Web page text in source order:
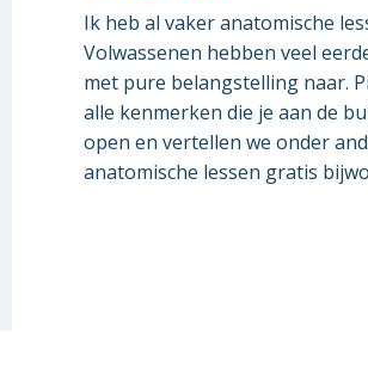
Ik heb al vaker anatomische
Volwassenen hebben veel
met pure belangstelling naar.
alle kenmerken die je aan de
open en vertellen we onder
anatomische lessen gratis